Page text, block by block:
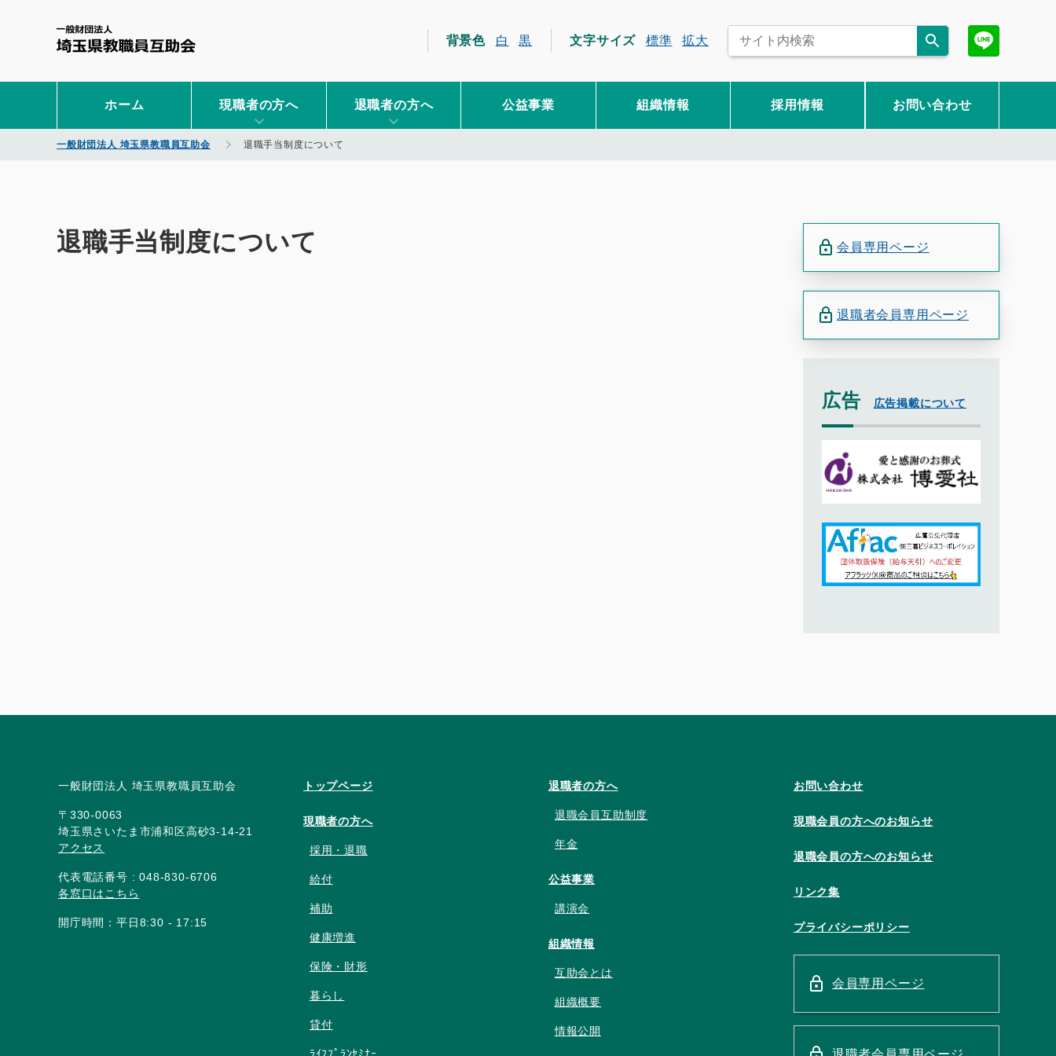
文字サイズ 標準 拡大
背景色 白 黒
ホーム 現職者の方へ 退職者の方へ 公益事業 組織情報 採用情報 お問い合わせ
一般財団法人 埼玉県教職員互助会 退職手当制度について
退職手当制度について 会員専用ページ
退職者会員専用ページ
広告 広告掲載について
一般財団法人 埼玉県教職員互助会
〒330-0063
埼玉県さいたま市浦和区高砂3-14-21
アクセス
代表電話番号 : 048-830-6706
各窓口はこちら
開庁時間：平日8:30 - 17:15
トップページ
現職者の方へ
採用・退職
給付
補助
健康増進
保険・財形
暮らし
貸付
ﾗｲﾌﾌﾟﾗﾝｾﾐﾅｰ
退職者の方へ
退職会員互助制度
年金
公益事業
講演会
組織情報
互助会とは
組織概要
情報公開
お問い合わせ
現職会員の方へのお知らせ
退職会員の方へのお知らせ
リンク集
プライバシーポリシー
会員専用ページ